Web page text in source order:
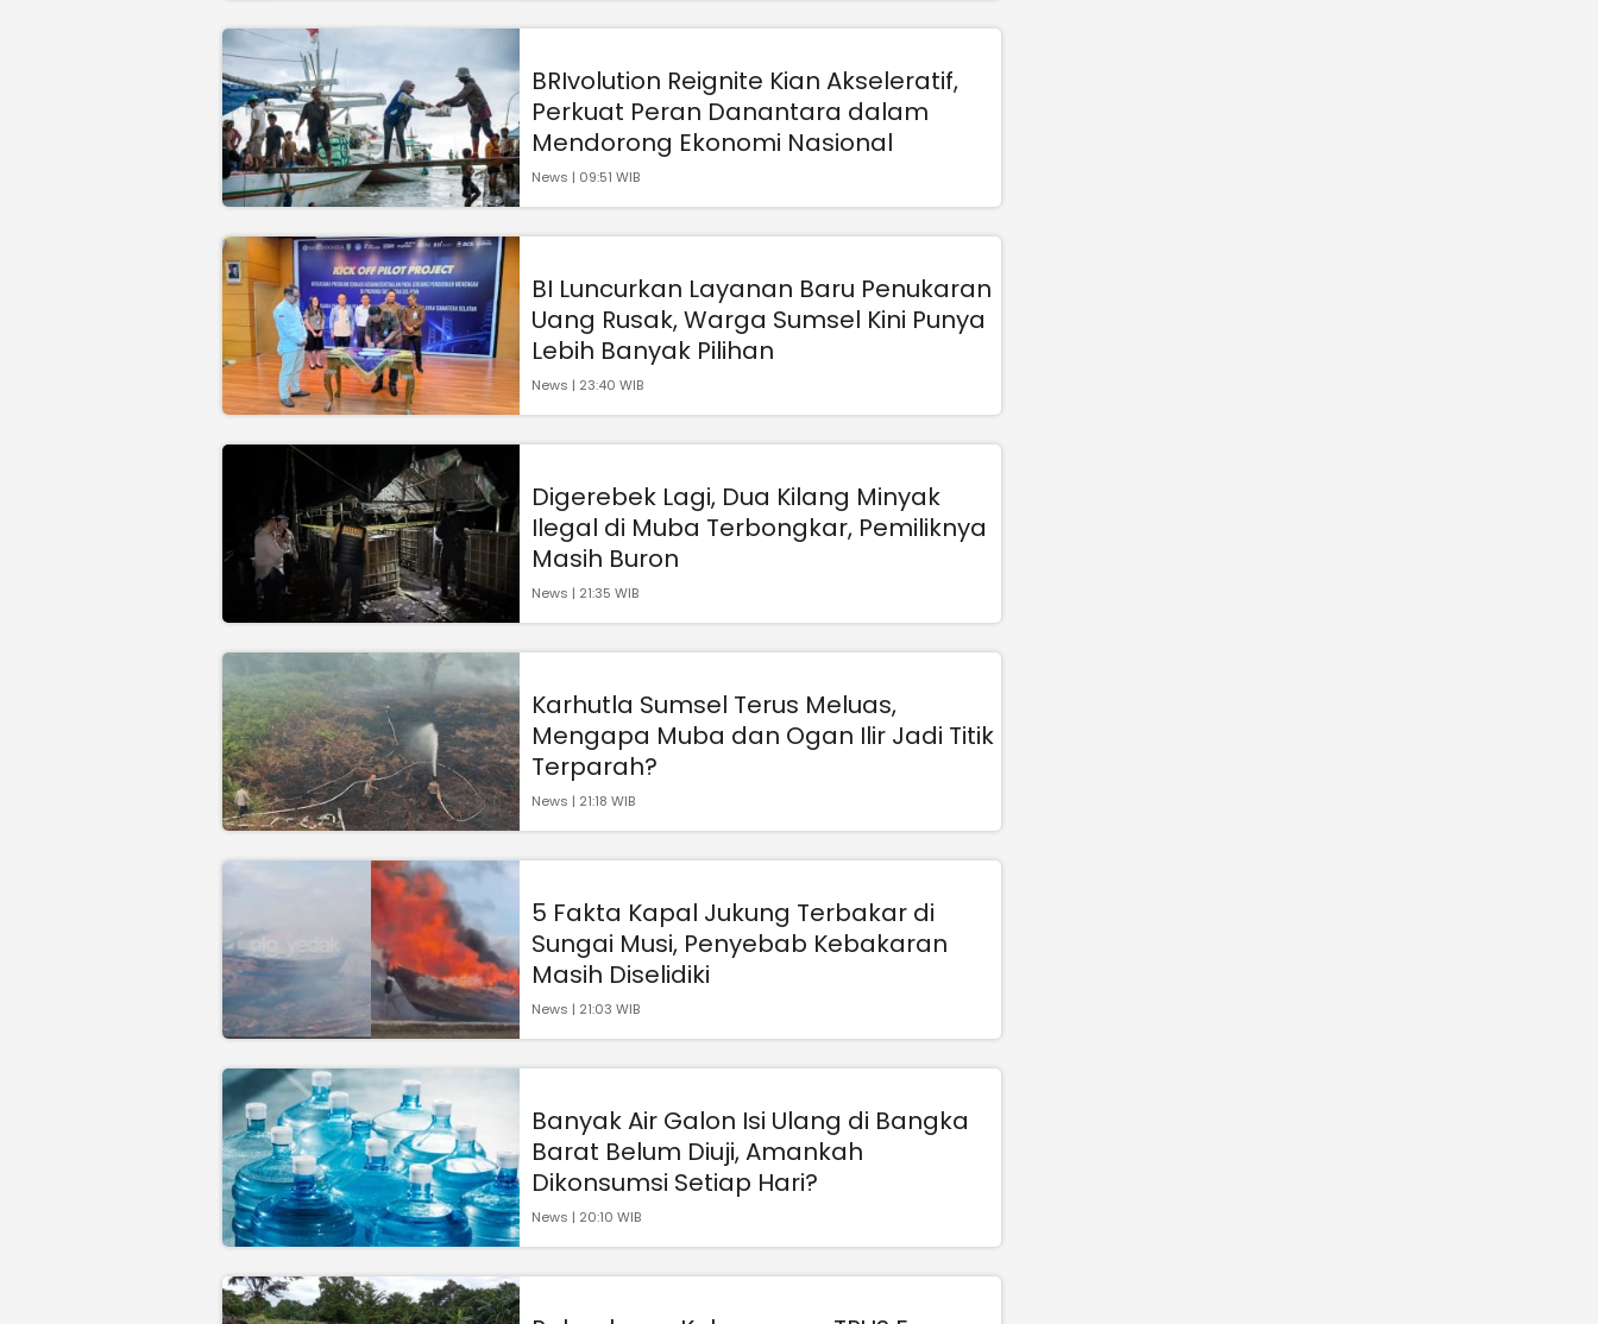
BRIvolution Reignite Kian Akseleratif,
Perkuat Peran Danantara dalam
Mendorong Ekonomi Nasional
News | 09:51 WIB
BI Luncurkan Layanan Baru Penukaran
Uang Rusak, Warga Sumsel Kini Punya
Lebih Banyak Pilihan
News | 23:40 WIB
Digerebek Lagi, Dua Kilang Minyak
Ilegal di Muba Terbongkar, Pemiliknya
Masih Buron
News | 21:35 WIB
Karhutla Sumsel Terus Meluas,
Mengapa Muba dan Ogan Ilir Jadi Titik
Terparah?
News | 21:18 WIB
5 Fakta Kapal Jukung Terbakar di
Sungai Musi, Penyebab Kebakaran
Masih Diselidiki
News | 21:03 WIB
Banyak Air Galon Isi Ulang di Bangka
Barat Belum Diuji, Amankah
Dikonsumsi Setiap Hari?
News | 20:10 WIB